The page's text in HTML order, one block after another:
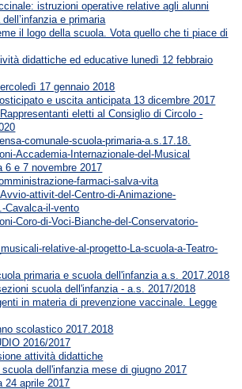
istruzioni operative relative agli alunni
e primaria
il logo della scuola. Vota quello che ti piace di
didattiche ed educative lunedì 12 febbraio
17 gennaio 2018
e uscita anticipata 13 dicembre 2017
eletti al Consiglio di Circolo -
comunale-scuola-primaria-a.s.17.18.
Accademia-Internazionale-del-Musical
6 e 7 novembre 2017
farmaci-salva-vita
attivit-del-Centro-di-Animazione-
Cavalca-il-vento
Coro-di-Voci-Bianche-del-Conservatorio-
relative-al-progetto-La-scuola-a-Teatro-
primaria e scuola dell'infanzia a.s. 2017.2018
scuola dell'infanzia - a.s. 2017/2018
in materia di prevenzione vaccinale. Legge
scolastico 2017.2018
2016/2017
attività didattiche
scuola dell'infanzia mese di giugno 2017
24 aprile 2017